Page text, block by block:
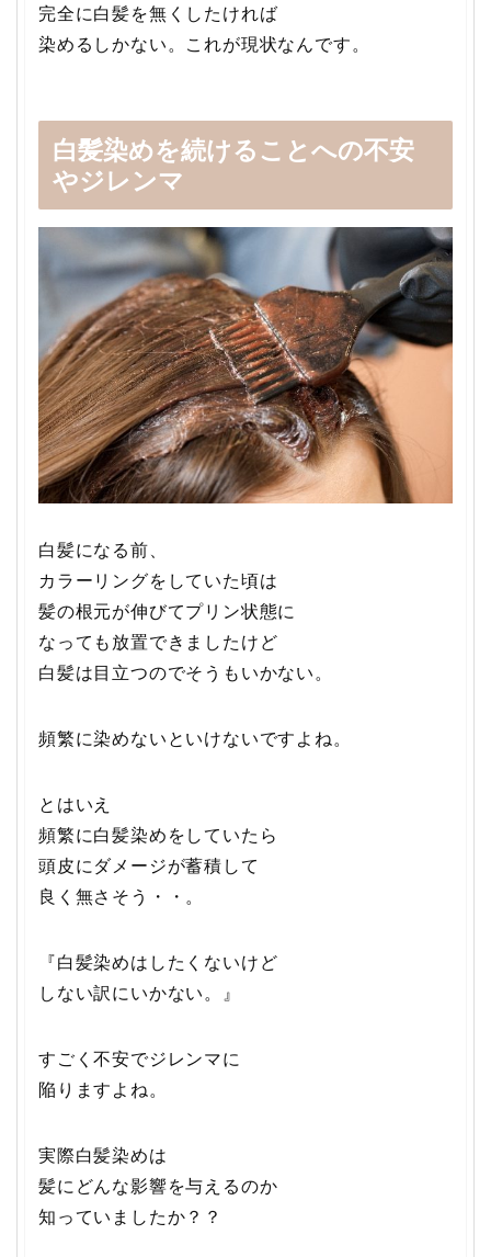
完全に白髪を無くしたければ
染めるしかない。これが現状なんです。
白髪染めを続けることへの不安
やジレンマ
白髪になる前、
カラーリングをしていた頃は
髪の根元が伸びてプリン状態に
なっても放置できましたけど
白髪は目立つのでそうもいかない。
頻繁に染めないといけないですよね。
とはいえ
頻繁に白髪染めをしていたら
頭皮にダメージが蓄積して
良く無さそう・・。
『白髪染めはしたくないけど
しない訳にいかない。』
すごく不安でジレンマに
陥りますよね。
実際白髪染めは
髪にどんな影響を与えるのか
知っていましたか？？